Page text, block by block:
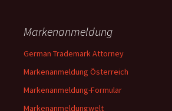
Markenanmeldung
German Trademark Attorney
Markenanmeldung Österreich
Markenanmeldung-Formular
Markenanmeldungwelt